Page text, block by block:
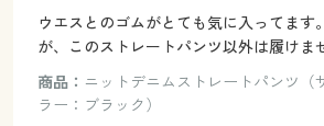
ウエスとのゴムがとても気に入ってます
が、このストレートパンツ以外は履けま
商品： ニットデニムストレートパンツ（
ラー：ブラック）